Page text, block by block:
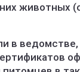
животных
в